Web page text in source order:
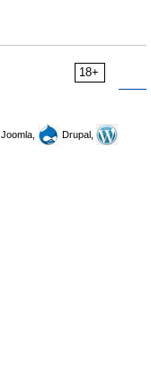
18+
Joomla,
Drupal,